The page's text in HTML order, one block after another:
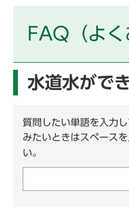
FAQ（よく
水道水がで
質問したい単語を入力
みたいときはスペース
い。